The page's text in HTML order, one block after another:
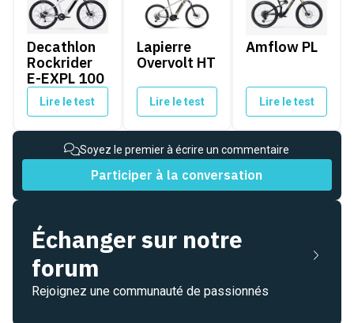
Decathlon
Rockrider
E-EXPL 100
Lire le test
Lapierre
Overvolt HT
Lire le test
Amflow PL
Lire le test
Soyez le premier à écrire un commentaire
Participer à la conversation
Échanger sur notre
forum
Rejoignez une communauté de passionnés